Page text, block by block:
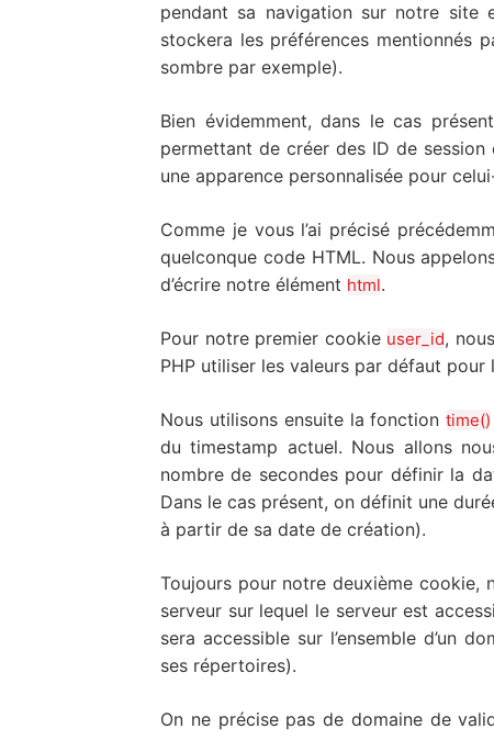
pendant sa navigation sur notre site
stockera les préférences mentionnés
sombre par exemple).
Bien évidemment, dans le cas
permettant de créer des ID de
une apparence personnalisée pour
Comme je vous l’ai précisé
quelconque code HTML. Nous
d’écrire notre élément html.
Pour notre premier cookie user_id,
PHP utiliser les valeurs par défaut pour
Nous utilisons ensuite la fonctiontime()
du timestamp actuel. Nous allons
nombre de secondes pour définir la
Dans le cas présent, on définit une
à partir de sa date de création).
Toujours pour notre deuxième cookie,
serveur sur lequel le serveur est
sera accessible sur l’ensemble d’un
ses répertoires).
On ne précise pas de domaine de